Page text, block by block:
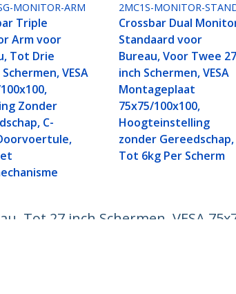
MONITOR-ARM
Triple
Arm voor
Tot Drie
VESA
Zonder
C-
2MC1S-MONITOR-
Crossbar Dual
Standaard voor
Bureau, Voor Twee
inch Schermen, VESA
Montageplaat
75x75/100x100,
Hoogteinstelling
zonder Gereedschap,
Tot 6kg Per Scherm
27 inch Schermen, VESA